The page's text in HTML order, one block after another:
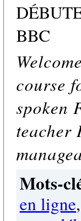
BBC
course
spoken
teacher
Mots-
en ligne